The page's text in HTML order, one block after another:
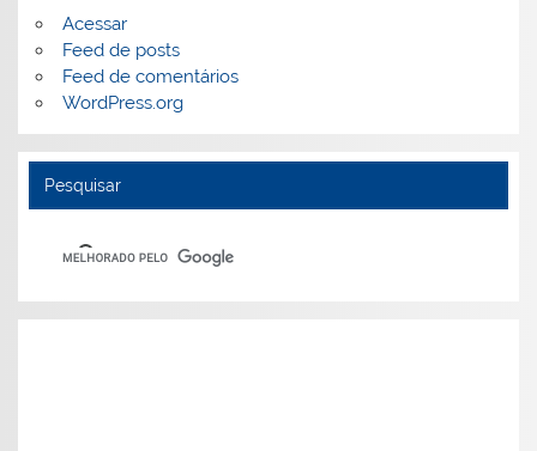
Acessar
Feed de posts
Feed de comentários
WordPress.org
Pesquisar